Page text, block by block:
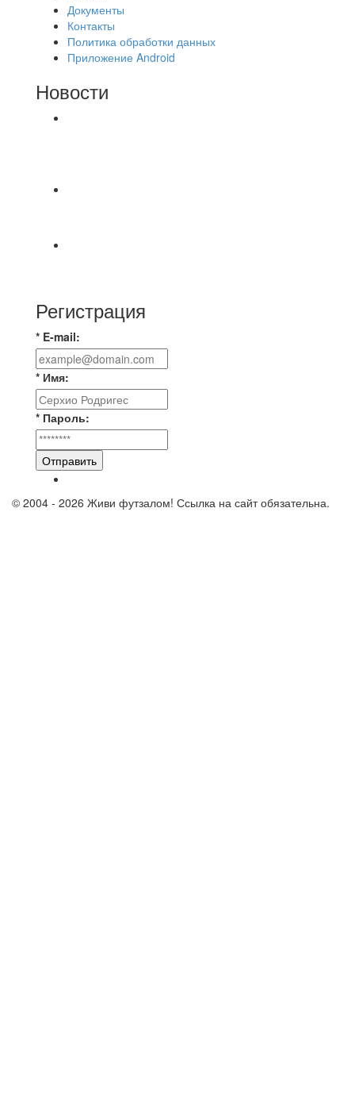
Документы
Контакты
Политика обработки данных
Приложение Android
Новости
Регистрация
* E-mail:
* Имя:
* Пароль:
Отправить
© 2004 - 2026 Живи футзалом! Ссылка на сайт обязательна.